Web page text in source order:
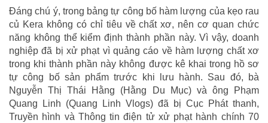
Đáng chú ý, trong bảng tự công bố hàm lượng của kẹo rau
củ Kera không có chỉ tiêu về chất xơ, nên cơ quan chức
năng không thể kiểm định thành phần này. Vì vậy, doanh
nghiệp đã bị xử phạt vì quảng cáo về hàm lượng chất xơ
trong khi thành phần này không được kê khai trong hồ sơ
tự công bố sản phẩm trước khi lưu hành. Sau đó, bà
Nguyễn Thị Thái Hằng (Hằng Du Mục) và ông Phạm
Quang Linh (Quang Linh Vlogs) đã bị Cục Phát thanh,
Truyền hình và Thông tin điện tử xử phạt hành chính 70